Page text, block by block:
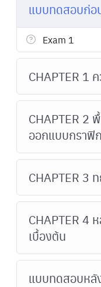
แบบทดสอบก่อ
Exam 1
CHAPTER 1
CHAPTER 2
ออกแบบกราฟิก
CHAPTER 3
CHAPTER 4
เบื้องต้น
แบบทดสอบหลั